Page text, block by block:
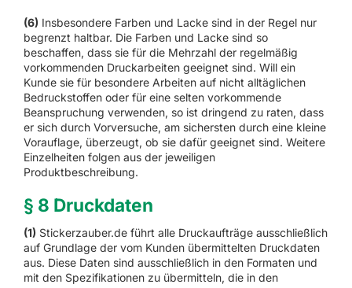
(6) Insbesondere Farben und Lacke sind in der Regel nur
begrenzt haltbar. Die Farben und Lacke sind so
beschaffen, dass sie für die Mehrzahl der regelmäßig
vorkommenden Druckarbeiten geeignet sind. Will ein
Kunde sie für besondere Arbeiten auf nicht alltäglichen
Bedruckstoffen oder für eine selten vorkommende
Beanspruchung verwenden, so ist dringend zu raten, dass
er sich durch Vorversuche, am sichersten durch eine kleine
Vorauflage, überzeugt, ob sie dafür geeignet sind. Weitere
Einzelheiten folgen aus der jeweiligen
Produktbeschreibung.
§ 8 Druckdaten
(1) Stickerzauber.de führt alle Druckaufträge ausschließlich
auf Grundlage der vom Kunden übermittelten Druckdaten
aus. Diese Daten sind ausschließlich in den Formaten und
mit den Spezifikationen zu übermitteln, die in den